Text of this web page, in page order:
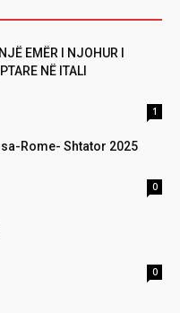
EMËR I NJOHUR I
NË ITALI
1
Rome- Shtator 2025
0
0